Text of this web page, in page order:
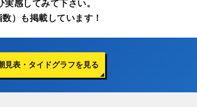
感してみて下さい。
）も掲載しています！
見表・タイドグラフを見る